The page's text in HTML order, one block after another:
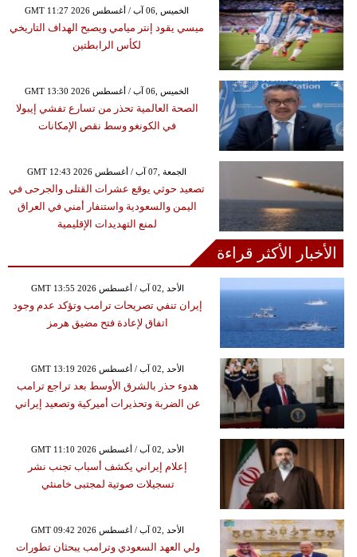
GMT 11:27 2026 الخميس ,06 آب / أغسطس
ميسي يقود إنتر ميامي ويصبح الهداف التاريخي
لكأس الرابطتين
GMT 13:30 2026 الخميس ,06 آب / أغسطس
الصحة العالمية تحذر من تسارع تفشي إيبولا
في الكونغو وسط نقص الإمكانات
GMT 12:43 2026 الجمعة ,07 آب / أغسطس
تصعيد حوثي يوقع عشرات القتلى والجرحى في
اليمن والسعودية واستنفار أمني في العراق
لمنع التهديدات الإقليمية
الأخبار الأكثر قراءة
GMT 13:55 2026 الأحد ,02 آب / أغسطس
إيران تنفي تصريحات ترامب وتؤكد عدم وجود
اتفاق لإعادة فتح مضيق هرمز
GMT 13:19 2026 الأحد ,02 آب / أغسطس
هدوء حذر بالشرق الأوسط بعد تراجع ترامب
عن الضربة وتحذيرات أميركية وتصعيد إيراني
GMT 11:10 2026 الأحد ,02 آب / أغسطس
إعلام إيراني يكشف أسباب تجنب نشر
تسجيلات صوتية لمجتبى خامنئي
GMT 09:42 2026 الأحد ,02 آب / أغسطس
ولي العهد السعودي وترامب يبحثان تطورات